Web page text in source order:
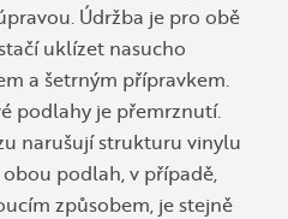
Údržba je pro obě
uklízet nasucho
a šetrným přípravkem.
podlahy je přemrznutí.
narušují strukturu vinylu
podlah, v případě,
způsobem, je stejně